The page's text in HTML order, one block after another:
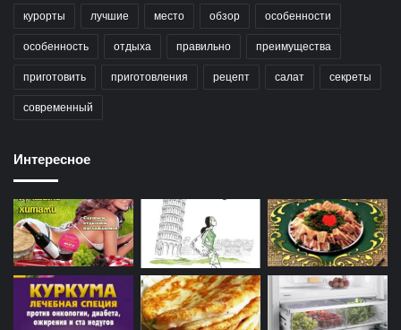
курорты лучшие место обзор особенности
особенность отдыха правильно преимущества
приготовить приготовления рецепт салат секреты
современный
Интересное